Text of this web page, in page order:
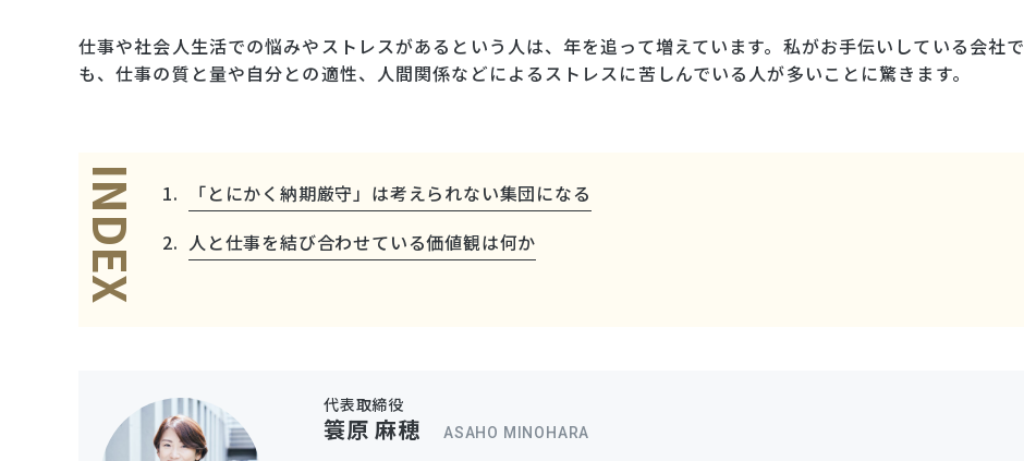
仕事や社会人生活での悩みやストレスがあるという人は、年を追って増えています。私がお手伝いしている会社で
も、仕事の質と量や自分との適性、人間関係などによるストレスに苦しんでいる人が多いことに驚きます。
INDEX
「とにかく納期厳守」は考えられない集団になる
人と仕事を結び合わせている価値観は何か
代表取締役
簑原 麻穂 ASAHO MINOHARA